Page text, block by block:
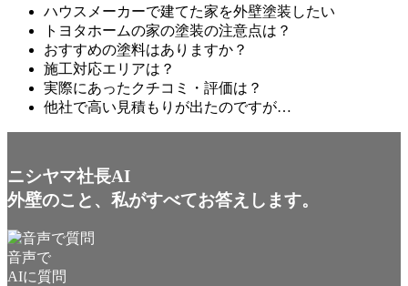
ハウスメーカーで建てた家を外壁塗装したい
トヨタホームの家の塗装の注意点は？
おすすめの塗料はありますか？
施工対応エリアは？
実際にあったクチコミ・評価は？
他社で高い見積もりが出たのですが…
ニシヤマ社長AI
外壁のこと、私がすべてお答えします。
音声で
AIに質問